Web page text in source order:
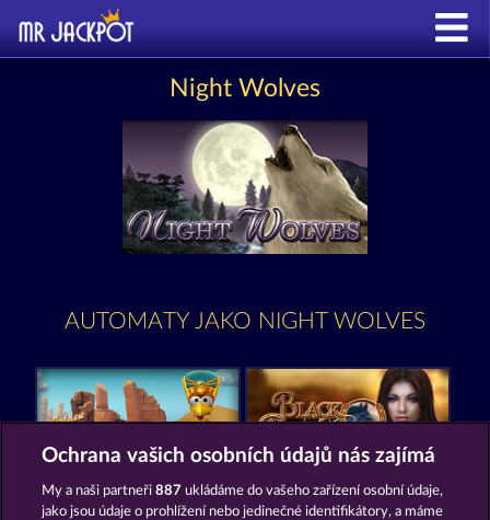
Night Wolves
AUTOMATY JAKO NIGHT WOLVES
Golden Ei of Moorhuhn Black Beauty
Ochrana vašich osobních údajů nás zajímá
My a naši partneři887 ukládáme do vašeho zařízení osobní údaje,
jako jsou údaje o prohlížení nebo jedinečné identifikátory, a máme